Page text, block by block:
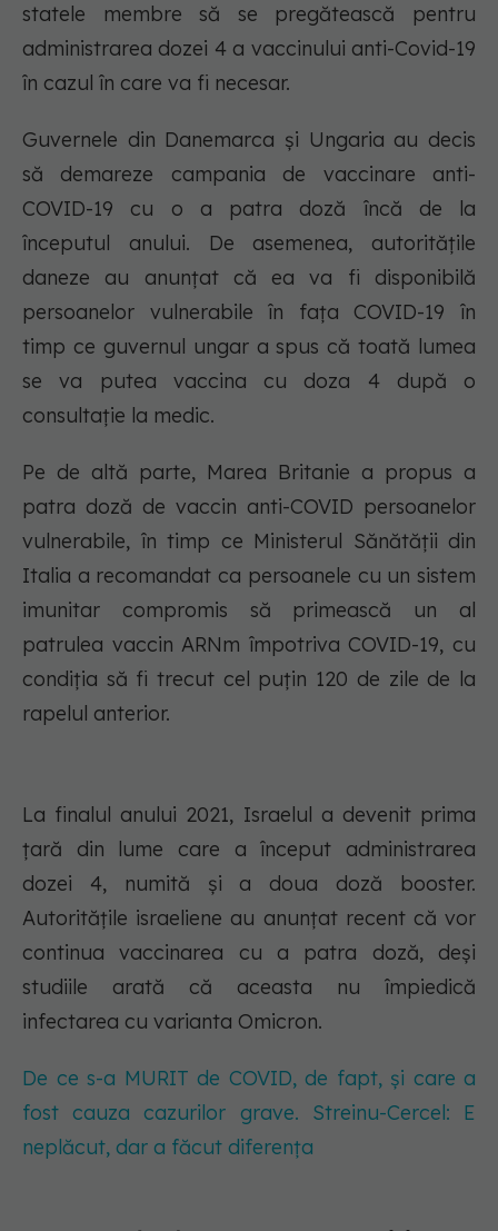
statele membre să se pregătească pentru
administrarea dozei 4 a vaccinului anti-Covid-19
în cazul în care va fi necesar.
Guvernele din Danemarca și Ungaria au decis
să demareze campania de vaccinare anti-
COVID-19 cu o a patra doză încă de la
începutul anului. De asemenea, autoritățile
daneze au anunțat că ea va fi disponibilă
persoanelor vulnerabile în fața COVID-19 în
timp ce guvernul ungar a spus că toată lumea
se va putea vaccina cu doza 4 după o
consultație la medic.
Pe de altă parte, Marea Britanie a propus a
patra doză de vaccin anti-COVID persoanelor
vulnerabile, în timp ce Ministerul Sănătăţii din
Italia a recomandat ca persoanele cu un sistem
imunitar compromis să primească un al
patrulea vaccin ARNm împotriva COVID-19, cu
condiţia să fi trecut cel puţin 120 de zile de la
rapelul anterior.
La finalul anului 2021, Israelul a devenit prima
țară din lume care a început administrarea
dozei 4, numită și a doua doză booster.
Autoritățile israeliene au anunțat recent că vor
continua vaccinarea cu a patra doză, deși
studiile arată că aceasta nu împiedică
infectarea cu varianta Omicron.
De ce s-a MURIT de COVID, de fapt, și care a
fost cauza cazurilor grave. Streinu-Cercel: E
neplăcut, dar a făcut diferența